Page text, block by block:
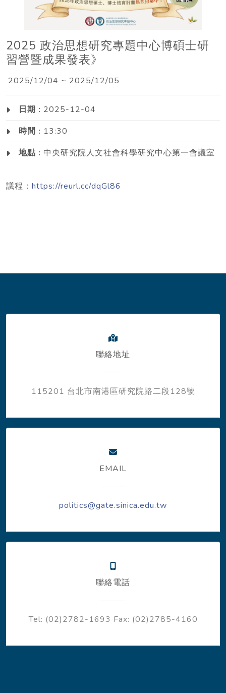
2025 政治思想研究專題中心博碩士研
習營暨成果發表》
2025/12/04 ~ 2025/12/05
日期 : 2025-12-04
時間 : 13:30
地點 : 中央研究院人文社會科學研究中心第一會議室
議程： https://reurl.cc/dqGl86
聯絡地址
115201 台北市南港區研究院路二段128號
EMAIL
politics@gate.sinica.edu.tw
聯絡電話
Tel: (02)2782-1693 Fax: (02)2785-4160